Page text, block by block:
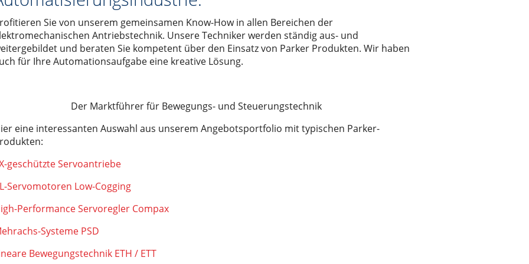
der Serie EY
ETH
60, 80, 100
50, 65, 80, 110
entry level" der Serie LIGHT 30, 50, 80
Serie ONE 50, 80, 110
der Serie ROBOT 100, 130, 160, 220
der Serie SC 65 (100), 130, 160
der Serie VR 140
Leitungen
sowie für optische Fiberglaskabel
für 4 Leitungen
Transportsysteme
Servomotor)
Wechsel- oder Gleichstrom?
Kein Trick. Reine Ingenieursleistung.
Sicherheitstechnik
Die grosse Frage: DC- oder BLDC-Motoren?
Sie von unserem gemeinsamen Know-How in allen Bereichen der
Antriebstechnik. Unsere Techniker werden ständig aus- und
und beraten Sie kompetent über den Einsatz von Parker Produkten. Wir haben
für Ihre Automationsaufgabe eine kreative Lösung.
Der Marktführer für Bewegungs- und Steuerungstechnik
eine interessanten Auswahl aus unserem Angebotsportfolio mit typischen Parker-
geschützte Servoantriebe
Servomotoren Low-Cogging
Performance Servoregler Compax
Systeme PSD
Bewegungstechnik ETH / ETT